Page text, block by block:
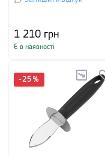
1 210 грн
Є в наявності
-25 %